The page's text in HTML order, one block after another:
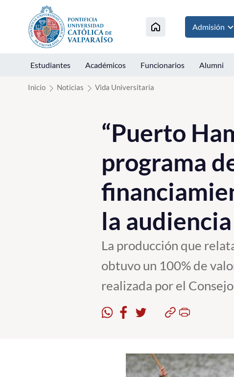
Click acá para ir directamente al contenido
Admisión
Estudiantes Académicos Funcionarios Alumni
Inicio Noticias Vida Universitaria
“Puerto
programa
la
La producción que
obtuvo un 100% de
realizada por el